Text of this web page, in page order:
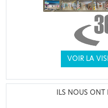
VOIR LA
ILS NOUS ONT